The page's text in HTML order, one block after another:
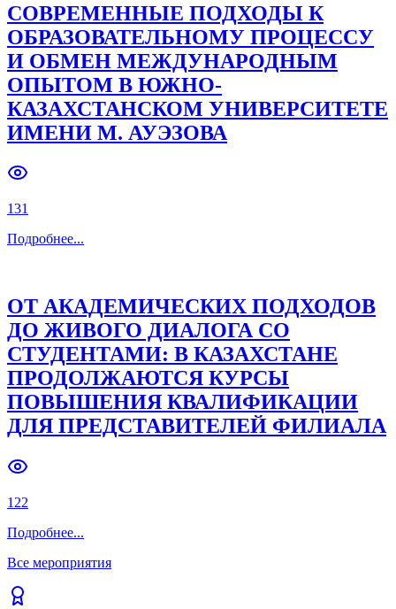
СОВРЕМЕННЫЕ ПОДХОДЫ К
ОБРАЗОВАТЕЛЬНОМУ ПРОЦЕССУ
И ОБМЕН МЕЖДУНАРОДНЫМ
ОПЫТОМ В ЮЖНО-
КАЗАХСТАНСКОМ УНИВЕРСИТЕТЕ
ИМЕНИ М. АУЭЗОВА
131
Подробнее...
ОТ АКАДЕМИЧЕСКИХ ПОДХОДОВ
ДО ЖИВОГО ДИАЛОГА СО
СТУДЕНТАМИ: В КАЗАХСТАНЕ
ПРОДОЛЖАЮТСЯ КУРСЫ
ПОВЫШЕНИЯ КВАЛИФИКАЦИИ
ДЛЯ ПРЕДСТАВИТЕЛЕЙ ФИЛИАЛА
122
Подробнее...
Все мероприятия